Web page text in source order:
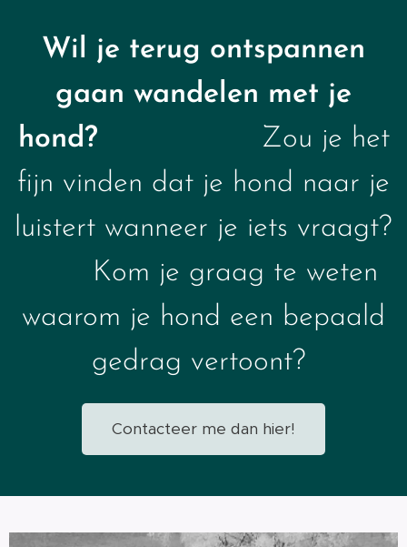
Wil je terug ontspannen
gaan wandelen met je
hond? Zou je het
fijn vinden dat je hond naar je
luistert wanneer je iets vraagt?
Kom je graag te weten
waarom je hond een bepaald
gedrag vertoont?
Contacteer me dan hier!